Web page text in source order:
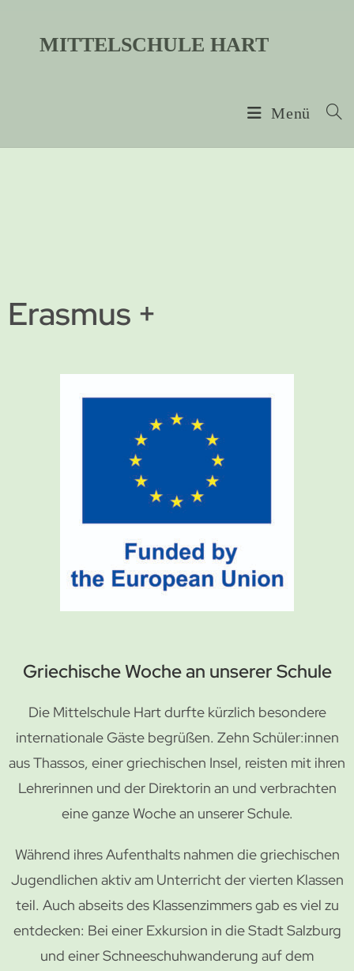
MITTELSCHULE HART
Menü
Erasmus +
Griechische Woche an unserer Schule
Die Mittelschule Hart durfte kürzlich besondere
internationale Gäste begrüßen. Zehn Schüler:innen
aus Thassos, einer griechischen Insel, reisten mit ihren
Lehrerinnen und der Direktorin an und verbrachten
eine ganze Woche an unserer Schule.
Während ihres Aufenthalts nahmen die griechischen
Jugendlichen aktiv am Unterricht der vierten Klassen
teil. Auch abseits des Klassenzimmers gab es viel zu
entdecken: Bei einer Exkursion in die Stadt Salzburg
und einer Schneeschuhwanderung auf dem